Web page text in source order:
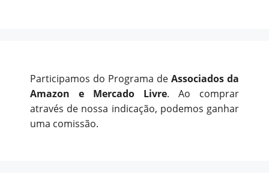
Participamos do Programa de Associados da
Amazon e Mercado Livre. Ao comprar
através de nossa indicação, podemos ganhar
uma comissão.